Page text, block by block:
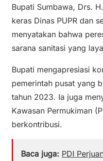
Bupati Sumbawa, Drs.
keras Dinas PUPR dan
menyatakan bahwa
sarana sanitasi yang
Bupati mengapresiasi
pemerintah pusat yang
tahun 2023. Ia juga
Kawasan Permukiman
berkontribusi.
Baca juga: PDI